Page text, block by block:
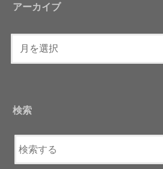
アーカイブ
検索